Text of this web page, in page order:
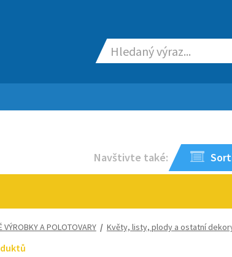
Navštivte také:
VÝROBKY A POLOTOVARY/ Květy, listy, plody a ostatní